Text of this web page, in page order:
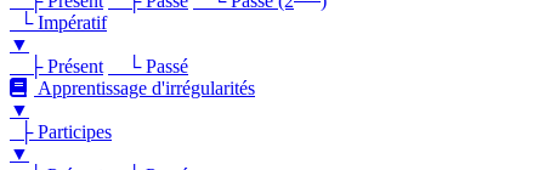
└ Impératif
▼
├ Présent
└ Passé
Apprentissage d'irrégularités
▼
├ Participes
▼